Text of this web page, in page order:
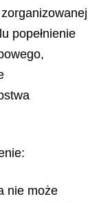
popełnienie
nie może